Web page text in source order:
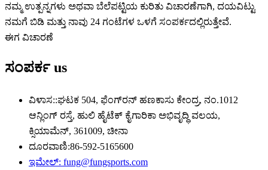
ನಮ್ಮ ಉತ್ಪನ್ನಗಳು ಅಥವಾ ಬೆಲೆಪಟ್ಟಿಯ ಕುರಿತು ವಿಚಾರಣೆಗಾಗಿ, ದಯವಿಟ್ಟು
ನಮಗೆ ಬಿಡಿ ಮತ್ತು ನಾವು 24 ಗಂಟೆಗಳ ಒಳಗೆ ಸಂಪರ್ಕದಲ್ಲಿರುತ್ತೇವೆ.
ಈಗ ವಿಚಾರಣೆ
ಸಂಪರ್ಕ us
ವಿಳಾಸ::ಘಟಕ 504, ಫೆಂಗ್‌ರನ್ ಹಣಕಾಸು ಕೇಂದ್ರ, ನಂ.1012
ಆನ್ಲಿಂಗ್ ರಸ್ತೆ, ಹುಲಿ ಹೈಟೆಕ್ ಕೈಗಾರಿಕಾ ಅಭಿವೃದ್ಧಿ ವಲಯ,
ಕ್ಸಿಯಾಮೆನ್, 361009, ಚೀನಾ
ದೂರವಾಣಿ:86-592-5165600
ಇಮೇಲ್: fung@fungsports.com